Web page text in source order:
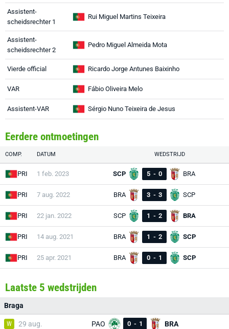
Assistent-
scheidsrechter 1
Rui Miguel Martins Teixeira
Assistent-
scheidsrechter 2
Pedro Miguel Almeida Mota
Vierde official Ricardo Jorge Antunes Baixinho
VAR Fábio Oliveira Melo
Assistent-VAR Sérgio Nuno Teixeira de Jesus
Eerdere ontmoetingen
COMP. DATUM WEDSTRIJD
PRI 1 feb. 2023 SCP 5 - 0 BRA
PRI 7 aug. 2022 BRA 3 - 3 SCP
PRI 22 jan. 2022 SCP 1 - 2 BRA
PRI 14 aug. 2021 BRA 1 - 2 SCP
PRI 25 apr. 2021 BRA 0 - 1 SCP
Laatste 5 wedstrijden
Braga
W 29 aug. PAO 0 - 1 BRA